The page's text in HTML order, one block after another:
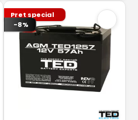
Pret special
-8%